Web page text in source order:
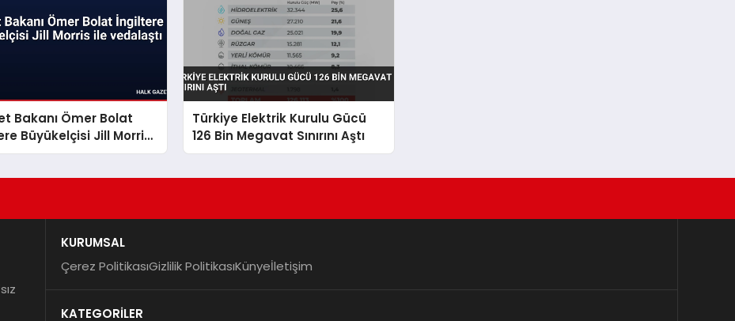
Bakanı Ömer Bolat
Büyükelçisi Jill Morris
Türkiye Elektrik Kurulu Gücü
126 Bin Megavat Sınırını Aştı
KURUMSAL
Çerez PolitikasıGizlilik PolitikasıKünyeİletişim
KATEGORİLER